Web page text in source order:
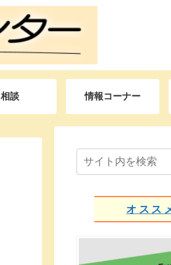
相談 情報コーナー
オスス